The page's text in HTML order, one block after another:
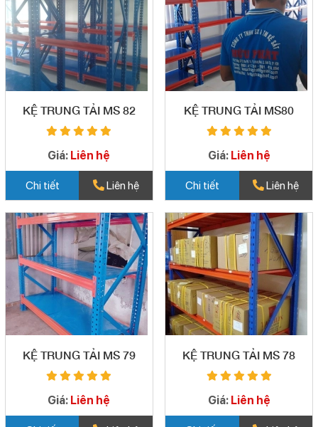
KỆ TRUNG TẢI MS 82
Giá: Liên hệ
Chi tiết Liên hệ
KỆ TRUNG TẢI MS80
Giá: Liên hệ
Chi tiết Liên hệ
KỆ TRUNG TẢI MS 79
Giá: Liên hệ
KỆ TRUNG TẢI MS 78
Giá: Liên hệ